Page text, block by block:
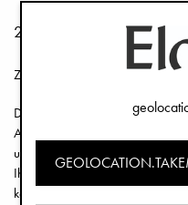
2. Vertragspartner,
Zustandekommen des
Die Darstellung der Produkte im
Angebot, sondern ein
unsere Produkte zunächst
Ihre Eingaben vor Absenden
korrigieren, indem Sie die hierfür